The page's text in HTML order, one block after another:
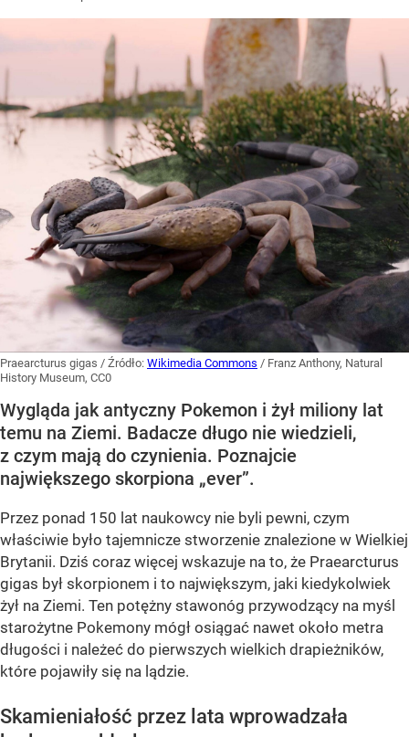
Praearcturus gigas / Źródło: Wikimedia Commons / Franz Anthony, Natural
History Museum, CC0
Wygląda jak antyczny Pokemon i żył miliony lat
temu na Ziemi. Badacze długo nie wiedzieli,
z czym mają do czynienia. Poznajcie
największego skorpiona „ever”.
Przez ponad 150 lat naukowcy nie byli pewni, czym
właściwie było tajemnicze stworzenie znalezione w Wielkiej
Brytanii. Dziś coraz więcej wskazuje na to, że Praearcturus
gigas był skorpionem i to największym, jaki kiedykolwiek
żył na Ziemi. Ten potężny stawonóg przywodzący na myśl
starożytne Pokemony mógł osiągać nawet około metra
długości i należeć do pierwszych wielkich drapieżników,
które pojawiły się na lądzie.
Skamieniałość przez lata wprowadzała